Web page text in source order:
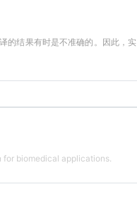
的结果有时是不准确的。因此，实
biomedical applications.